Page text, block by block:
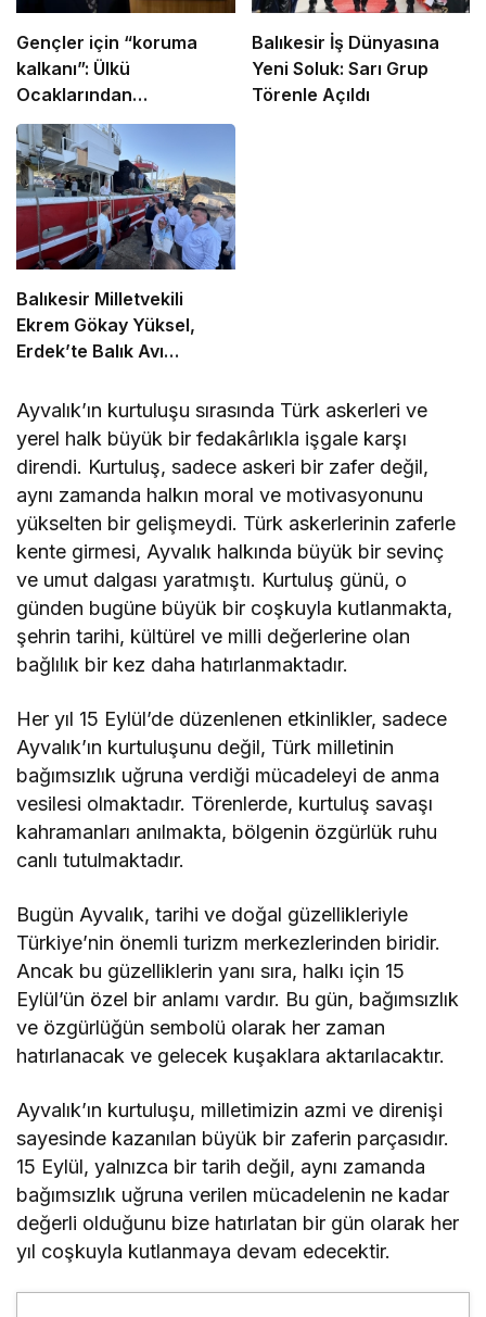
Gençler için “koruma
kalkanı”: Ülkü
Ocaklarından
uyuşturucu ve dijital
bağımlılığa karşı
seferberlik
Balıkesir İş Dünyasına
Yeni Soluk: Sarı Grup
Törenle Açıldı
Balıkesir Milletvekili
Ekrem Gökay Yüksel,
Erdek’te Balık Avı
Bismillah” ile Açtı
Ayvalık’ın kurtuluşu sırasında Türk askerleri ve
yerel halk büyük bir fedakârlıkla işgale karşı
direndi. Kurtuluş, sadece askeri bir zafer değil,
aynı zamanda halkın moral ve motivasyonunu
yükselten bir gelişmeydi. Türk askerlerinin zaferle
kente girmesi, Ayvalık halkında büyük bir sevinç
ve umut dalgası yaratmıştı. Kurtuluş günü, o
günden bugüne büyük bir coşkuyla kutlanmakta,
şehrin tarihi, kültürel ve milli değerlerine olan
bağlılık bir kez daha hatırlanmaktadır.
Her yıl 15 Eylül’de düzenlenen etkinlikler, sadece
Ayvalık’ın kurtuluşunu değil, Türk milletinin
bağımsızlık uğruna verdiği mücadeleyi de anma
vesilesi olmaktadır. Törenlerde, kurtuluş savaşı
kahramanları anılmakta, bölgenin özgürlük ruhu
canlı tutulmaktadır.
Bugün Ayvalık, tarihi ve doğal güzellikleriyle
Türkiye’nin önemli turizm merkezlerinden biridir.
Ancak bu güzelliklerin yanı sıra, halkı için 15
Eylül’ün özel bir anlamı vardır. Bu gün, bağımsızlık
ve özgürlüğün sembolü olarak her zaman
hatırlanacak ve gelecek kuşaklara aktarılacaktır.
Ayvalık’ın kurtuluşu, milletimizin azmi ve direnişi
sayesinde kazanılan büyük bir zaferin parçasıdır.
15 Eylül, yalnızca bir tarih değil, aynı zamanda
bağımsızlık uğruna verilen mücadelenin ne kadar
değerli olduğunu bize hatırlatan bir gün olarak her
yıl coşkuyla kutlanmaya devam edecektir.